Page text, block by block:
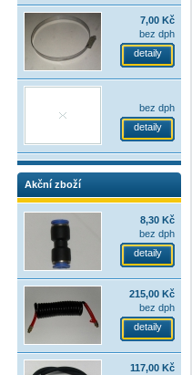
7,00 Kč
bez dph
detaily
bez dph
detaily
Akční zboží
8,30 Kč
bez dph
detaily
215,00 Kč
bez dph
detaily
117,00 Kč